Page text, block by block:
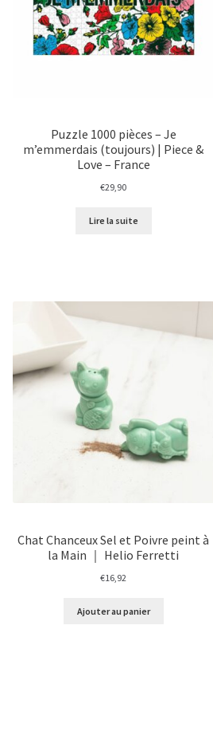
Puzzle 1000 pièces – Je
m’emmerdais (toujours) | Piece &
Love – France
€29,90
Lire la suite
Chat Chanceux Sel et Poivre peint à
la Main ｜ Helio Ferretti
€16,92
Ajouter au panier